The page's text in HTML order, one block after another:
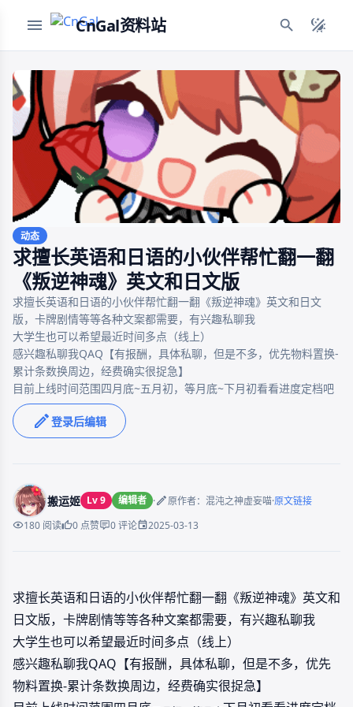
CnGal资料站
动态
求擅长英语和日语的小伙伴帮忙翻一翻
《叛逆神魂》英文和日文版
求擅长英语和日语的小伙伴帮忙翻一翻《叛逆神魂》英文和日文
版，卡牌剧情等等各种文案都需要，有兴趣私聊我
大学生也可以希望最近时间多点（线上）
感兴趣私聊我QAQ【有报酬，具体私聊，但是不多，优先物料置换-
累计条数换周边，经费确实很捉急】
目前上线时间范围四月底~五月初，等月底~下月初看看进度定档吧
登录后编辑
搬运姬 Lv 9 编辑者 · 原作者：混沌之神虚妄喵·原文链接
180 阅读
0 点赞 0 评论 2025-03-13
求擅长英语和日语的小伙伴帮忙翻一翻《叛逆神魂》英文和
日文版，卡牌剧情等等各种文案都需要，有兴趣私聊我
大学生也可以希望最近时间多点（线上）
感兴趣私聊我QAQ【有报酬，具体私聊，但是不多，优先
物料置换-累计条数换周边，经费确实很捉急】